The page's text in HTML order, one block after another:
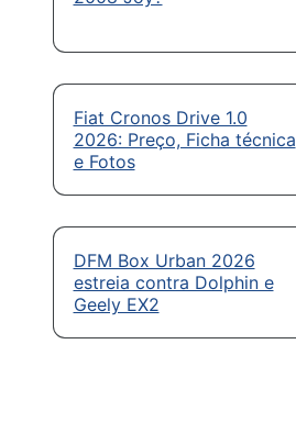
Fiat Cronos Drive 1.0
2026: Preço, Ficha técnica
e Fotos
DFM Box Urban 2026
estreia contra Dolphin e
Geely EX2